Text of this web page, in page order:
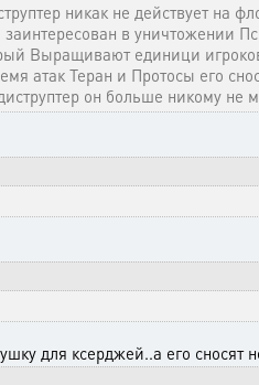
никак не действует на
в уничтожении
Выращивают единици
атак Теран и Протосы его
он больше никому не
для ксерджей..а его сносят